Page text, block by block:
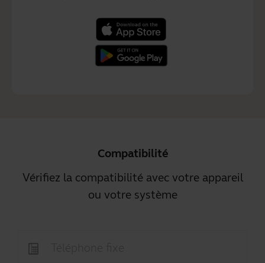
Compatibilité
Vérifiez la compatibilité avec votre appareil
ou votre système